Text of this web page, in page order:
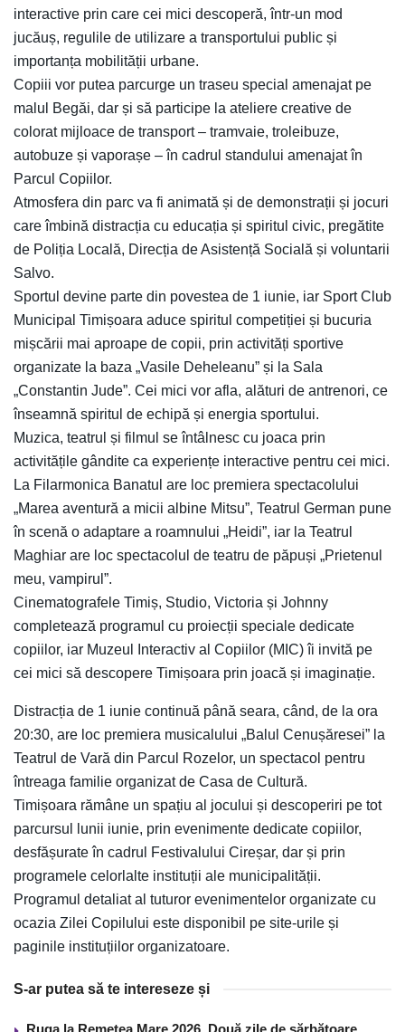
interactive prin care cei mici descoperă, într-un mod
jucăuș, regulile de utilizare a transportului public și
importanța mobilității urbane.
Copiii vor putea parcurge un traseu special amenajat pe
malul Begăi, dar și să participe la ateliere creative de
colorat mijloace de transport – tramvaie, troleibuze,
autobuze și vaporașe – în cadrul standului amenajat în
Parcul Copiilor.
Atmosfera din parc va fi animată și de demonstrații și jocuri
care îmbină distracția cu educația și spiritul civic, pregătite
de Poliția Locală, Direcția de Asistență Socială și voluntarii
Salvo.
Sportul devine parte din povestea de 1 iunie, iar Sport Club
Municipal Timișoara aduce spiritul competiției și bucuria
mișcării mai aproape de copii, prin activități sportive
organizate la baza „Vasile Deheleanu” și la Sala
„Constantin Jude”. Cei mici vor afla, alături de antrenori, ce
înseamnă spiritul de echipă și energia sportului.
Muzica, teatrul și filmul se întâlnesc cu joaca prin
activitățile gândite ca experiențe interactive pentru cei mici.
La Filarmonica Banatul are loc premiera spectacolului
„Marea aventură a micii albine Mitsu”, Teatrul German pune
în scenă o adaptare a roamnului „Heidi”, iar la Teatrul
Maghiar are loc spectacolul de teatru de păpuși „Prietenul
meu, vampirul”.
Cinematografele Timiș, Studio, Victoria și Johnny
completează programul cu proiecții speciale dedicate
copiilor, iar Muzeul Interactiv al Copiilor (MIC) îi invită pe
cei mici să descopere Timișoara prin joacă și imaginație.
Distracția de 1 iunie continuă până seara, când, de la ora
20:30, are loc premiera musicalului „Balul Cenușăresei” la
Teatrul de Vară din Parcul Rozelor, un spectacol pentru
întreaga familie organizat de Casa de Cultură.
Timișoara rămâne un spațiu al jocului și descoperiri pe tot
parcursul lunii iunie, prin evenimente dedicate copiilor,
desfășurate în cadrul Festivalului Cireșar, dar și prin
programele celorlalte instituții ale municipalității.
Programul detaliat al tuturor evenimentelor organizate cu
ocazia Zilei Copilului este disponibil pe site-urile și
paginile instituțiilor organizatoare.
S-ar putea să te intereseze și
Ruga la Remetea Mare 2026. Două zile de sărbătoare,